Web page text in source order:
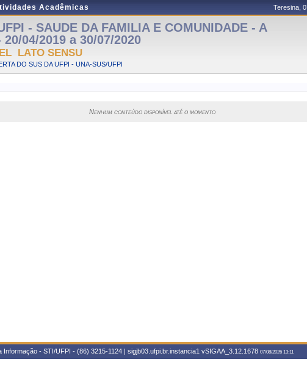
Acadêmicas Teresina,
- SAUDE DA FAMILIA E COMUNIDADE - A
04/2019 a 30/07/2020
LATO SENSU
DO SUS DA UFPI - UNA-SUS/UFPI
Nenhum conteúdo disponível até o momento
Informação - STI/UFPI - (86) 3215-1124 | sigjb03.ufpi.br.instancia1 vSIGAA_3.12.1678 07/08/2026 13:11